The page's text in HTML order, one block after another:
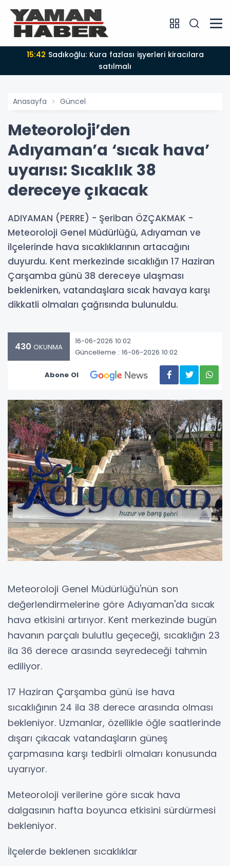
15:42
satılmalı
Anasayfa Güncel
Meteoroloji’den
Adıyaman’a ‘sıcak hava’
uyarısı: Sıcaklık 38
dereceye çıkacak
ADIYAMAN (PERRE) - Şeriban ÖZÇAKMAK -
Meteoroloji Genel Müdürlüğü, Adıyaman ve
ilçelerinde hava sıcaklıklarının artacağını
duyurdu. Kent merkezinde sıcaklığın 17 Haziran
Çarşamba günü 38 dereceye ulaşması
beklenirken, vatandaşlara sıcak havaya karşı
dikkatli olmaları çağrısında bulunuldu.
430 OKUNMA
16-06-2026 10:02
Güncelleme : 16-06-2026 10:02
Abone Ol
Meteoroloji Genel Müdürlüğü'nün son
değerlendirmelerine göre Adıyaman'da sıcak
hava etkisini artırıyor. Kent merkezinde bugün
havanın parçalı bulutlu geçeceği, sıcaklığın 23
ila 36 derece arasında seyredeceği tahmin
ediliyor.
17 Haziran Çarşamba günü ise hava
sıcaklığının 24 ila 38 derece arasında olması
bekleniyor. Uzmanlar, özellikle öğle saatlerinde
dışarı çıkacak vatandaşların güneş
çarpmasına karşı tedbirli olmaları konusunda
uyarıyor.
Meteoroloji verilerine göre sıcak hava
dalgasının hafta boyunca etkisini sürdürmesi
bekleniyor.
İlçelerde beklenen sıcaklıklar